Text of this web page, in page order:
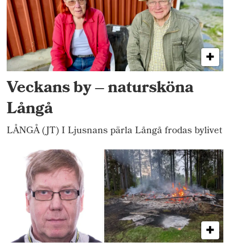
Veckans by – natursköna
Långå
LÅNGÅ (JT) I Ljusnans pärla Långå frodas bylivet